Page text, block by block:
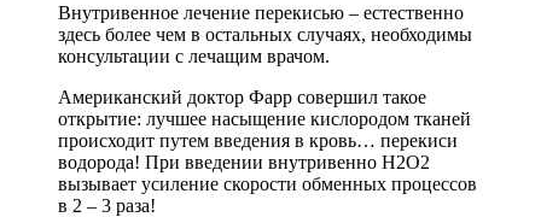
Внутривенное лечение перекисью – естественно
здесь более чем в остальных случаях, необходимы
консультации с лечащим врачом.
Американский доктор Фарр совершил такое
открытие: лучшее насыщение кислородом тканей
происходит путем введения в кровь… перекиси
водорода! При введении внутривенно Н2О2
вызывает усиление скорости обменных процессов
в 2 – 3 раза!